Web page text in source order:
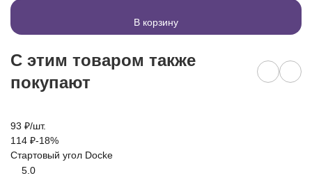
В корзину
C этим товаром также
покупают
93 ₽/шт.
114 ₽-18%
Стартовый угол Docke
5.0